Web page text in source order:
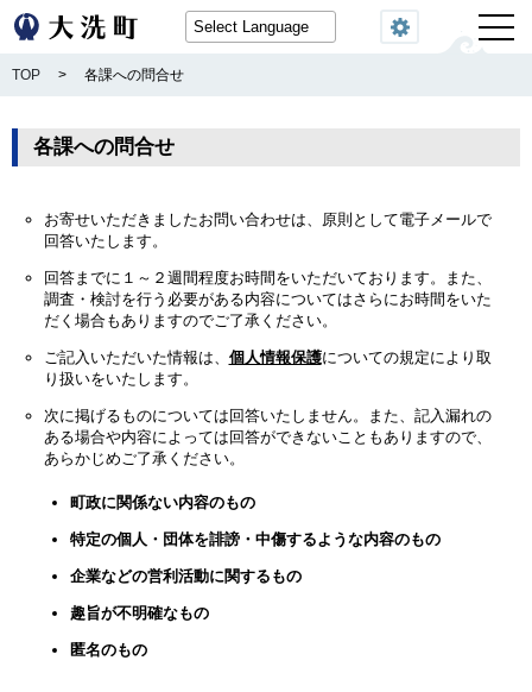
閲覧機能
TOP > 各課への問合せ
各課への問合せ
お寄せいただきましたお問い合わせは、原則として電子メールで
回答いたします。
回答までに１～２週間程度お時間をいただいております。また、
調査・検討を行う必要がある内容についてはさらにお時間をいた
だく場合もありますのでご了承ください。
ご記入いただいた情報は、 個人情報保護についての規定により取
り扱いをいたします。
次に掲げるものについては回答いたしません。また、記入漏れの
ある場合や内容によっては回答ができないこともありますので、
あらかじめご了承ください。
町政に関係ない内容のもの
特定の個人・団体を誹謗・中傷するような内容のもの
企業などの営利活動に関するもの
趣旨が不明確なもの
匿名のもの